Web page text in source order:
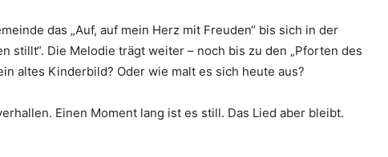
das „Auf, auf mein Herz mit Freuden“ bis sich in der
stillt“. Die Melodie trägt weiter – noch bis zu den „Pforten des
altes Kinderbild? Oder wie malt es sich heute aus?
Einen Moment lang ist es still. Das Lied aber bleibt.